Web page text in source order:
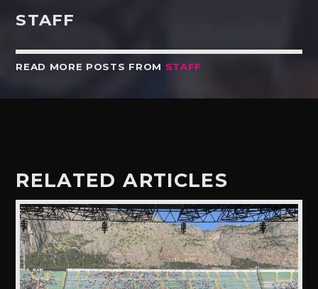
STAFF
READ MORE POSTS FROM STAFF
RELATED ARTICLES